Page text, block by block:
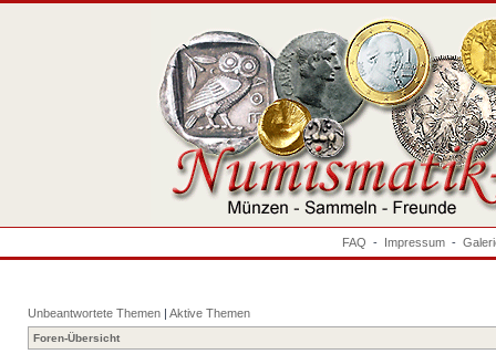
FAQ - Impressum -
Unbeantwortete Themen | Aktive Themen
Foren-Übersicht